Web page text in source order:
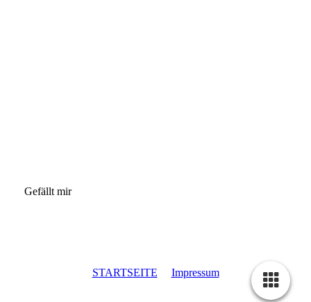
Gefällt mir
STARTSEITE Impressum